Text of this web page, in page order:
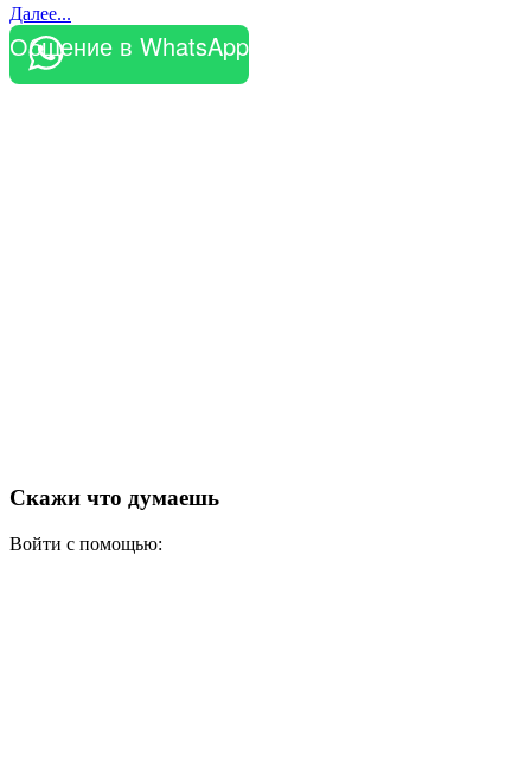
Далее...
Общение в WhatsApp
Скажи что думаешь
Войти с помощью: